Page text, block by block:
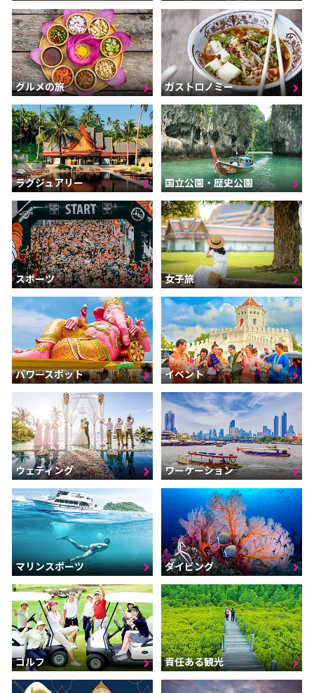
グルメの旅 ガストロノミー
ラグジュアリー 国立公園・歴史公園
スポーツ 女子旅
パワースポット イベント
ウェディング ワーケーション
マリンスポーツ ダイビング
ゴルフ 責任ある観光